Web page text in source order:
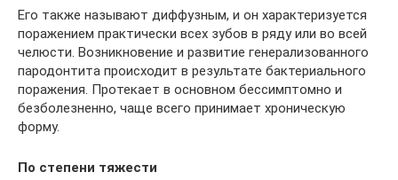
Его также называют диффузным, и он характеризуется
поражением практически всех зубов в ряду или во всей
челюсти. Возникновение и развитие генерализованного
пародонтита происходит в результате бактериального
поражения. Протекает в основном бессимптомно и
безболезненно, чаще всего принимает хроническую
форму.
По степени тяжести